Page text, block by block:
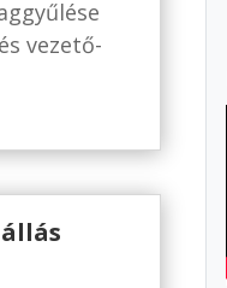
vezető-